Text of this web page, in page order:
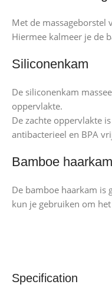
Met de massageborstel
Hiermee kalmeer je de
Siliconenkam
De siliconenkam
oppervlakte.
De zachte oppervlakte
antibacterieel en BPA
Bamboe haarkam
De bamboe haarkam is
kun je gebruiken om
Specification